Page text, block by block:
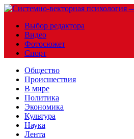
Выбор редактора
Видео
Фотосюжет
Спорт
Общество
Происшествия
В мире
Политика
Экономика
Культура
Наука
Лента